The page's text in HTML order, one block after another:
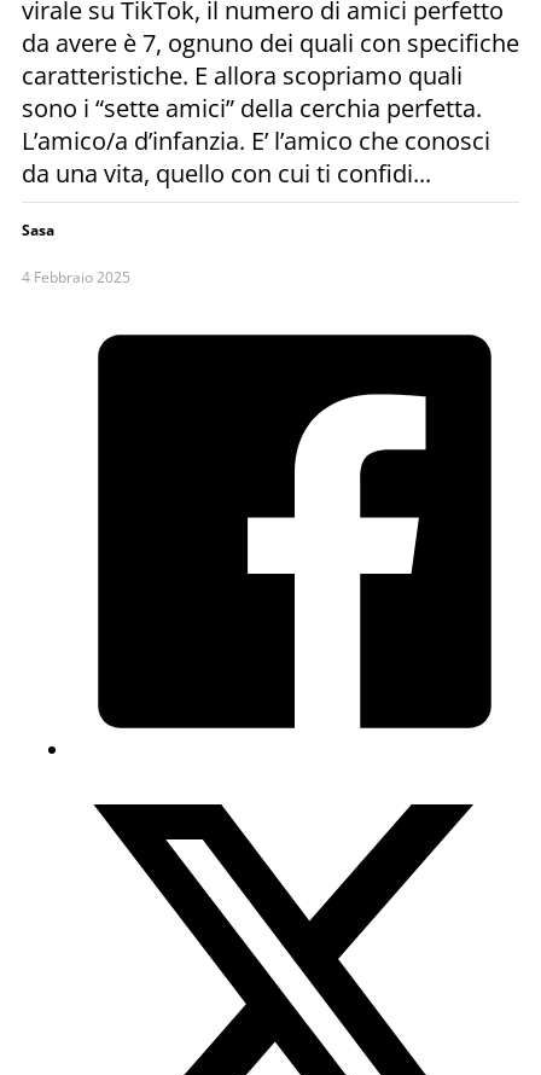
virale su TikTok, il numero di amici perfetto
da avere è 7, ognuno dei quali con specifiche
caratteristiche. E allora scopriamo quali
sono i “sette amici” della cerchia perfetta.
L’amico/a d’infanzia. E’ l’amico che conosci
da una vita, quello con cui ti confidi...
Sasa
4 Febbraio 2025